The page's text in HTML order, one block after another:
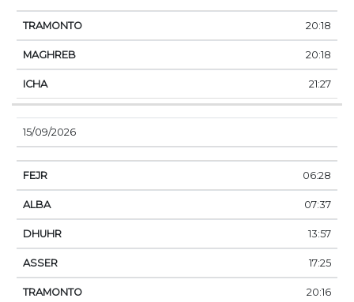
20:18
20:18
21:27
15/09/2026
06:28
07:37
13:57
17:25
20:16